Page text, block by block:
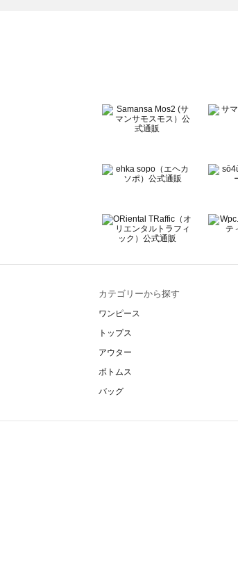
BETTY'S BLUE（べティーズブルー）
Wpc.（ワールドパーティー）のアクセ
カテゴリーから探す
ワンピース
トップス
アウター
ボトムス
バッグ